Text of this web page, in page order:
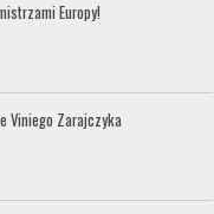
Europy!
Viniego Zarajczyka